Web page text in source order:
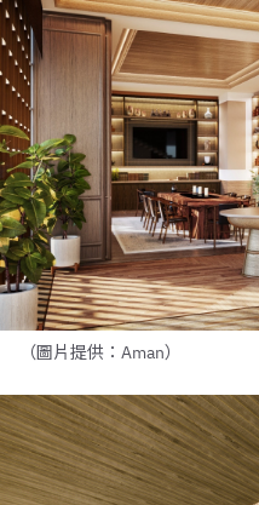
（圖片提供：Aman）